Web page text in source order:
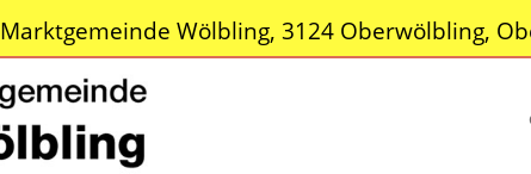
Marktgemeinde Wölbling, 3124 Oberwölbling,